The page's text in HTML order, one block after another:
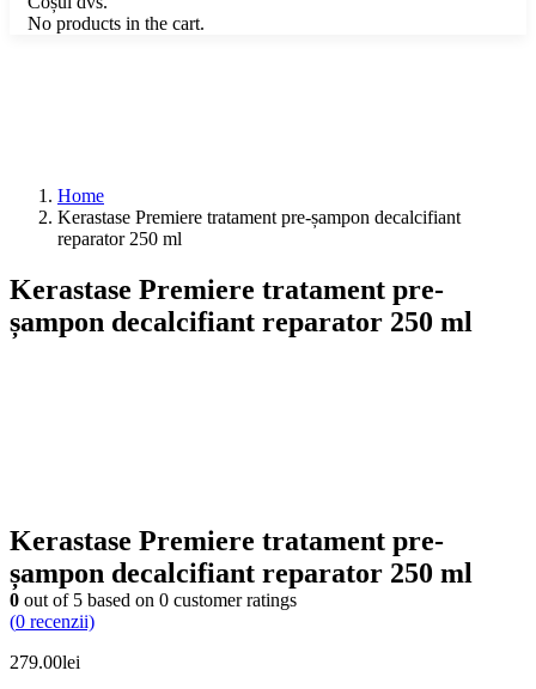
No products in the cart.
Home
Kerastase Premiere tratament pre-șampon decalcifiant
reparator 250 ml
Kerastase Premiere tratament pre-
șampon decalcifiant reparator 250 ml
Kerastase Premiere tratament pre-
șampon decalcifiant reparator 250 ml
0 out of 5 based on 0 customer ratings
(0 recenzii)
279.00lei